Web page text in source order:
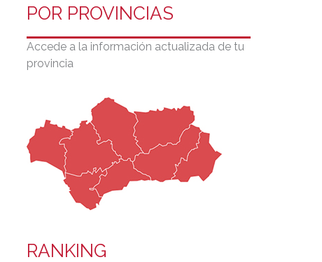
POR PROVINCIAS
Accede a la información actualizada de tu
provincia
RANKING